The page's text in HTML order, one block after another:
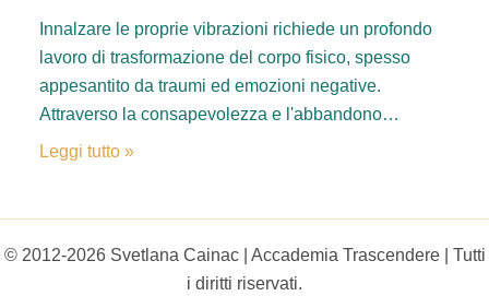
Innalzare le proprie vibrazioni richiede un profondo
lavoro di trasformazione del corpo fisico, spesso
appesantito da traumi ed emozioni negative.
Attraverso la consapevolezza e l'abbandono…
Leggi tutto »
© 2012-2026 Svetlana Cainac | Accademia Trascendere | Tutti
i diritti riservati.